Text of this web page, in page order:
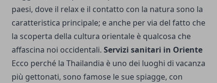
paesi, dove il relax e il contatto con la natura sono la
caratteristica principale; e anche per via del fatto che
la scoperta della cultura orientale è qualcosa che
affascina noi occidentali. Servizi sanitari in Oriente
Ecco perché la Thailandia è uno dei luoghi di vacanza
più gettonati, sono famose le sue spiagge, con